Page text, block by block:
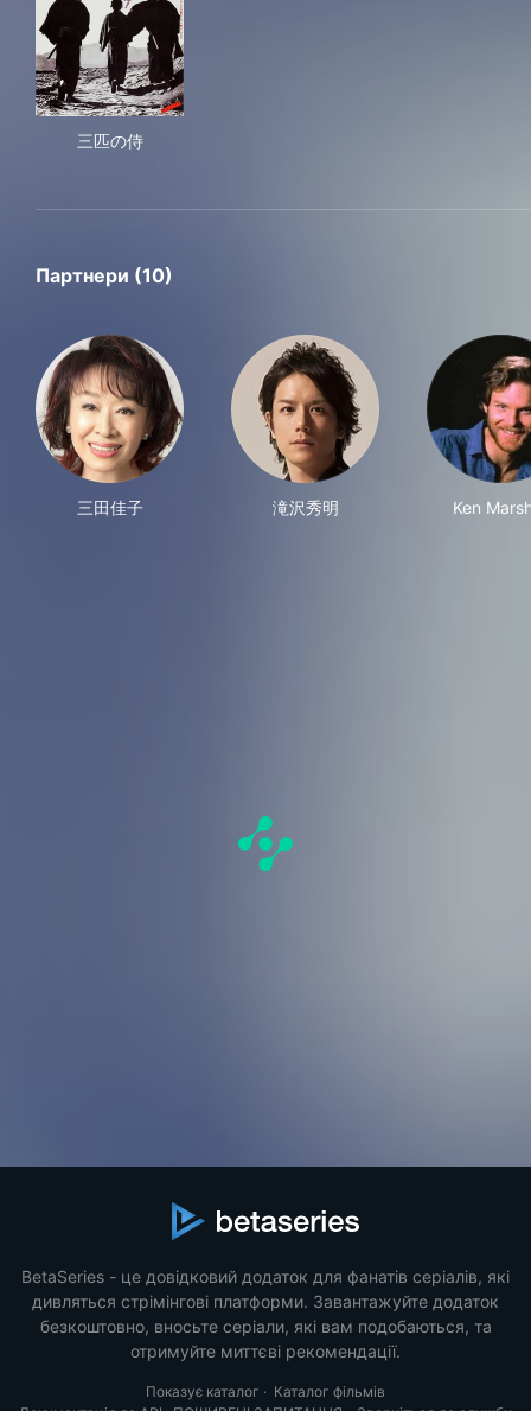
三匹の侍
Партнери (10)
三田佳子 滝沢秀明 Ken
BetaSeries - це довідковий додаток для фанатів серіалів, які
дивляться стрімінгові платформи. Завантажуйте додаток
безкоштовно, вносьте серіали, які вам подобаються, та
отримуйте миттєві рекомендації.
Показує каталог · Каталог фільмів